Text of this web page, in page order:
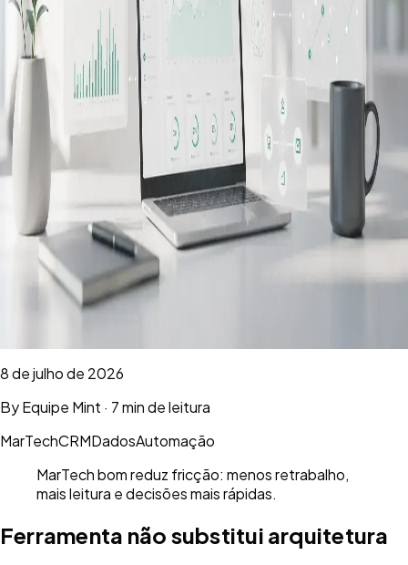
8 de julho de 2026
ByEquipe Mint · 7 min de leitura
MarTechCRMDadosAutomação
MarTech bom reduz fricção: menos retrabalho,
mais leitura e decisões mais rápidas.
Ferramenta não substitui arquitetura